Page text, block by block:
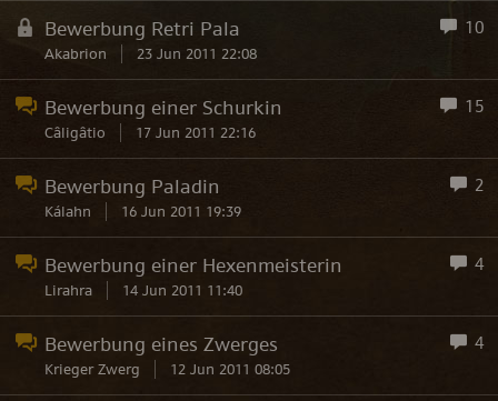
Bewerbung Retri Pala 10
Akabrion 23 Jun 2011 22:08
Bewerbung einer Schurkin 15
Câligâtio 17 Jun 2011 22:16
Bewerbung Paladin 2
Kálahn 16 Jun 2011 19:39
Bewerbung einer Hexenmeisterin 4
Lirahra 14 Jun 2011 11:40
Bewerbung eines Zwerges 4
Krieger Zwerg 12 Jun 2011 08:05